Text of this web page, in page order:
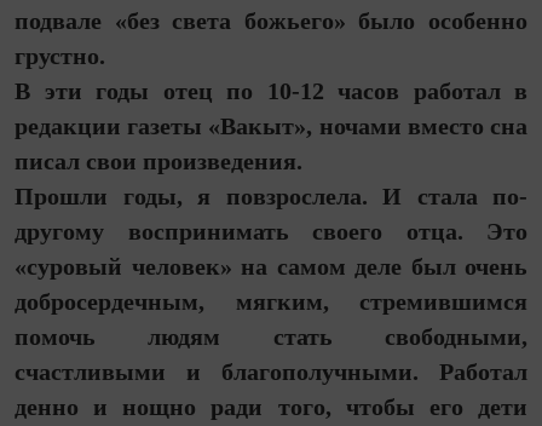
подвале «без света ­божьего» было особенно
грустно.
В эти годы отец по 10-12 часов работал в
редакции газеты «Вакыт», ночами вместо сна
писал свои произведения.
Прошли годы, я повзрослела. И стала по-
другому воспринимать своего отца. Это
«суровый человек» на самом деле был очень
добросердечным, мягким, стремившимся
помочь людям стать свободными,
счастливыми и благополучными. Работал
денно и нощно ради того, чтобы его дети